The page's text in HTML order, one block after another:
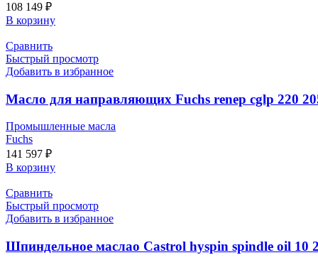
108 149 ₽
В корзину
Сравнить
Быстрый просмотр
Добавить в избранное
Масло для направляющих Fuchs renep cglp 220
Промышленные масла
Fuchs
141 597 ₽
В корзину
Сравнить
Быстрый просмотр
Добавить в избранное
Шпиндельное маслао Castrol hyspin spindle oil 10